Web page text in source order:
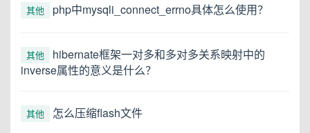
其他 php中mysqli_connect_errno具体怎么使用？
其他
hibernate框架一对多和多对多关系映射中的
inverse属性的意义是什么？
其他 怎么压缩flash文件